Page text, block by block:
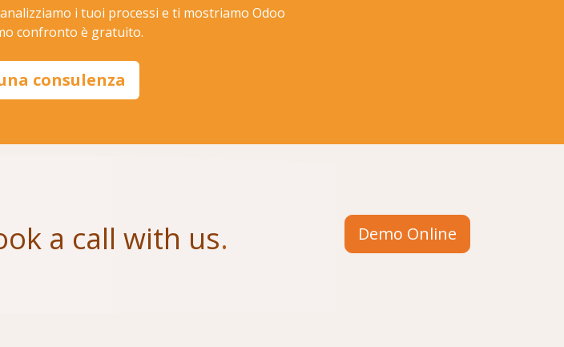
i tuoi processi e ti mostriamo Odoo
confronto è gratuito.
consulenza
a call with us. Demo Online